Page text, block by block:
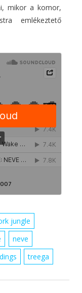
mikor a komor,
emlékeztető
jungle
neve
treega